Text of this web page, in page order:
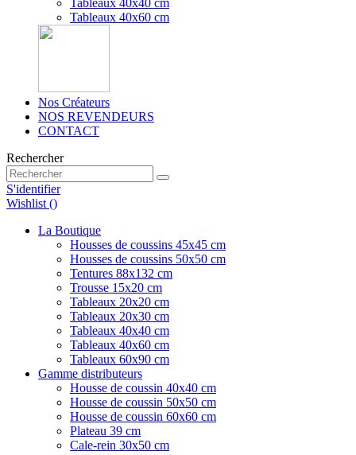
Tableaux 40x40 cm
Tableaux 40x60 cm
Nos Créateurs
NOS REVENDEURS
CONTACT
Rechercher
S'identifier
Wishlist ()
La Boutique
Housses de coussins 45x45 cm
Housses de coussins 50x50 cm
Tentures 88x132 cm
Trousse 15x20 cm
Tableaux 20x20 cm
Tableaux 20x30 cm
Tableaux 40x40 cm
Tableaux 40x60 cm
Tableaux 60x90 cm
Gamme distributeurs
Housse de coussin 40x40 cm
Housse de coussin 50x50 cm
Housse de coussin 60x60 cm
Plateau 39 cm
Cale-rein 30x50 cm